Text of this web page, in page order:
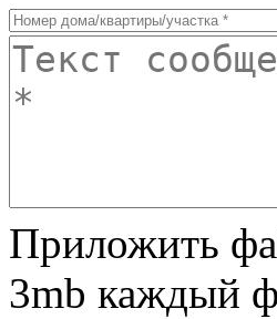
Приложить
3mb каждый